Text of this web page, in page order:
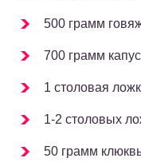
500 грамм
700 грамм
1 столовая
1-2 столовых
50 грамм